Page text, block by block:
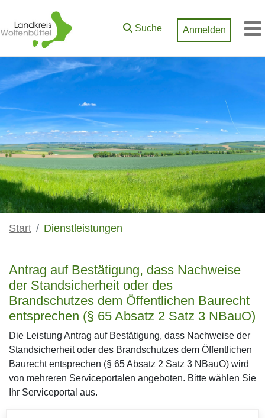
Zum Hauptinhalt springen
Suche Anmelden
Start Dienstleistungen
Antrag auf Bestätigung, dass Nachweise
der Standsicherheit oder des
Brandschutzes dem Öffentlichen Baurecht
entsprechen (§ 65 Absatz 2 Satz 3 NBauO)
Die Leistung Antrag auf Bestätigung, dass Nachweise der
Standsicherheit oder des Brandschutzes dem Öffentlichen
Baurecht entsprechen (§ 65 Absatz 2 Satz 3 NBauO) wird
von mehreren Serviceportalen angeboten. Bitte wählen Sie
Ihr Serviceportal aus.